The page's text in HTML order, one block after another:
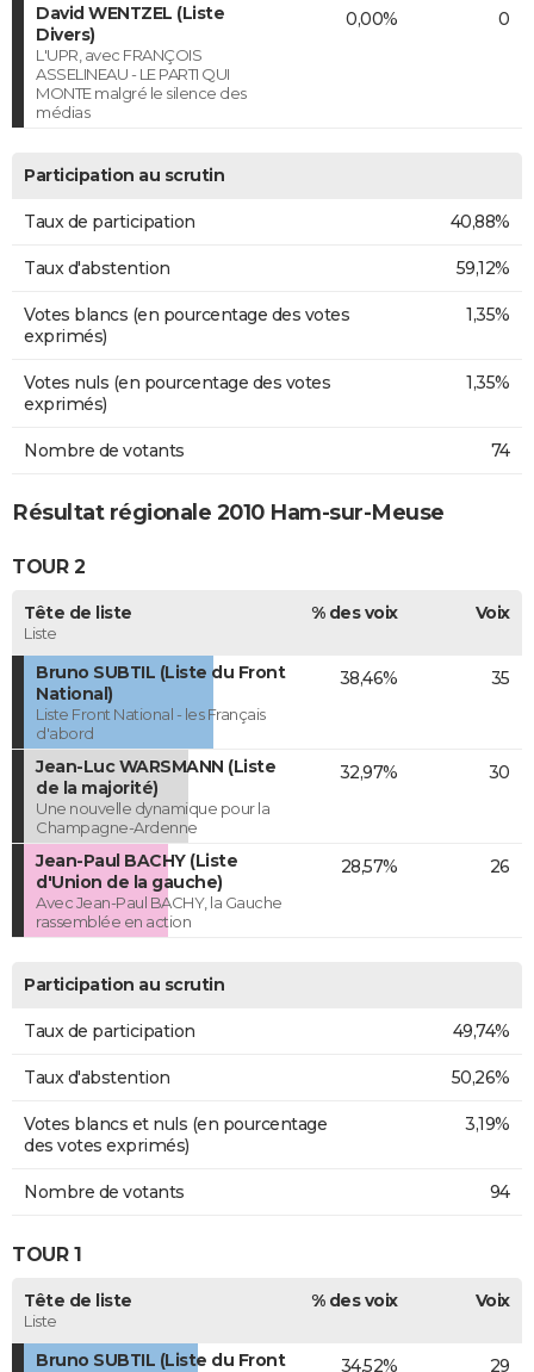
David WENTZEL (Liste
Divers)
L'UPR, avec FRANÇOIS
ASSELINEAU - LE PARTI QUI
MONTE malgré le silence des
médias
0,00% 0
Participation au scrutin
Taux de participation 40,88%
Taux d'abstention 59,12%
Votes blancs (en pourcentage des votes
exprimés)
1,35%
Votes nuls (en pourcentage des votes
exprimés)
1,35%
Nombre de votants 74
Résultat régionale 2010 Ham-sur-Meuse
TOUR 2
Tête de liste
Liste
% des voix Voix
Bruno SUBTIL (Liste du Front
National)
Liste Front National - les Français
d'abord
38,46% 35
Jean-Luc WARSMANN (Liste
de la majorité)
Une nouvelle dynamique pour la
Champagne-Ardenne
32,97% 30
Jean-Paul BACHY (Liste
d'Union de la gauche)
Avec Jean-Paul BACHY, la Gauche
rassemblée en action
28,57% 26
Participation au scrutin
Taux de participation 49,74%
Taux d'abstention 50,26%
Votes blancs et nuls (en pourcentage
des votes exprimés)
3,19%
Nombre de votants 94
TOUR 1
Tête de liste
Liste
% des voix Voix
Bruno SUBTIL (Liste du Front
34,52% 29